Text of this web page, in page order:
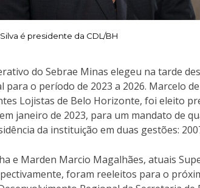
é presidente da CDL/BH
do Sebrae Minas elegeu na tarde
para o período de 2023 a 2026. Marcelo
Lojistas de Belo Horizonte, foi eleito
janeiro de 2023, para um mandato de
da instituição em duas gestões:
e Marden Marcio Magalhães, atuais
foram reeleitos para o